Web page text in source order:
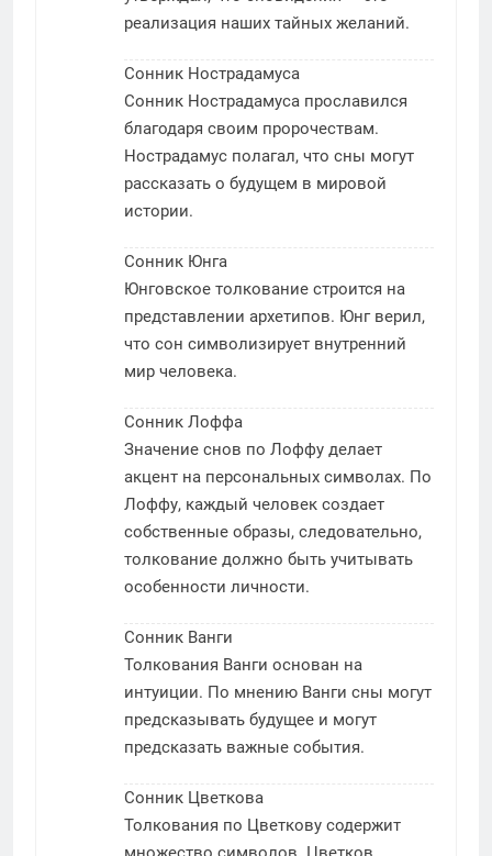
реализация наших тайных желаний.
Сонник Нострадамуса
Сонник Нострадамуса прославился
благодаря своим пророчествам.
Нострадамус полагал, что сны могут
рассказать о будущем в мировой
истории.
Сонник Юнга
Юнговское толкование строится на
представлении архетипов. Юнг верил,
что сон символизирует внутренний
мир человека.
Сонник Лоффа
Значение снов по Лоффу делает
акцент на персональных символах. По
Лоффу, каждый человек создает
собственные образы, следовательно,
толкование должно быть учитывать
особенности личности.
Сонник Ванги
Толкования Ванги основан на
интуиции. По мнению Ванги сны могут
предсказывать будущее и могут
предсказать важные события.
Сонник Цветкова
Толкования по Цветкову содержит